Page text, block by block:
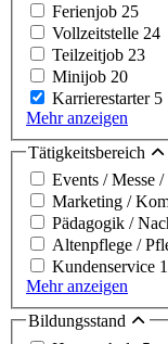
Ferienjob 25
Vollzeitstelle 24
Teilzeitjob 23
Minijob 20
Karrierestarter 5
Mehr anzeigen
Tätigkeitsbereich
Events / Messe
Marketing /
Pädagogik /
Altenpflege /
Kundenservice 1
Mehr anzeigen
Bildungsstand